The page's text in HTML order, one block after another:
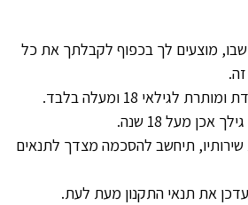
מוצעים לך בכפוף לקבלתך את כל
• ההרשמה להצעה המיועדת ומותרת לגילאי 18 ומעלה בלבד.
מעל 18 שנה.
תיחשב להסכמה מצדך לתנאים
את תנאי התקנון מעת לעת.